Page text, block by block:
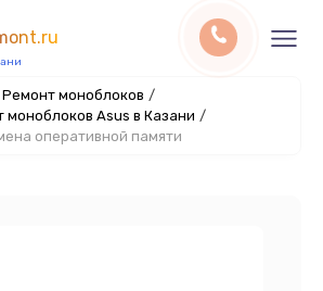
Ремонт моноблоков /
моноблоков Asus в Казани /
оперативной памяти